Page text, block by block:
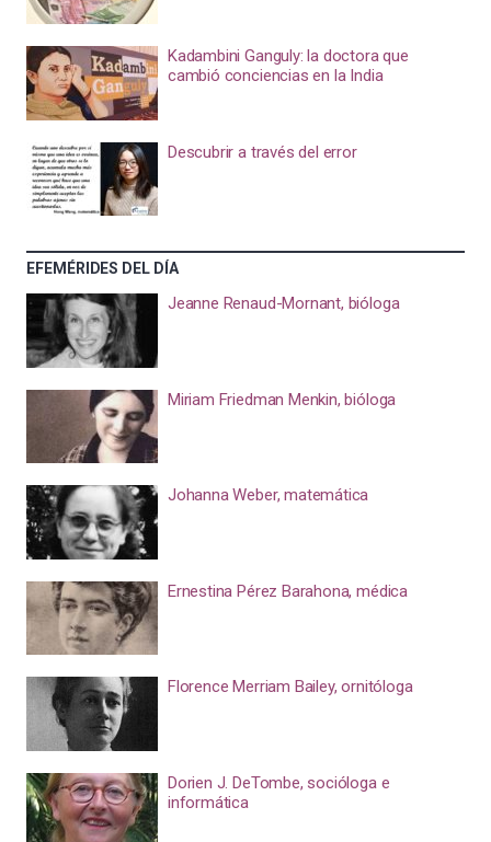
Kadambini Ganguly: la doctora que
cambió conciencias en la India
Descubrir a través del error
EFEMÉRIDES DEL DÍA
Jeanne Renaud-Mornant, bióloga
Miriam Friedman Menkin, bióloga
Johanna Weber, matemática
Ernestina Pérez Barahona, médica
Florence Merriam Bailey, ornitóloga
Dorien J. DeTombe, socióloga e
informática